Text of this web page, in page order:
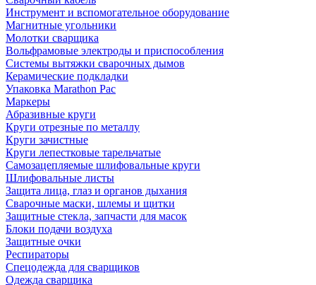
Инструмент и вспомогательное оборудование
Магнитные угольники
Молотки сварщика
Вольфрамовые электроды и приспособления
Системы вытяжки сварочных дымов
Керамические подкладки
Упаковка Marathon Pac
Маркеры
Абразивные круги
Круги отрезные по металлу
Круги зачистные
Круги лепестковые тарельчатые
Самозацепляемые шлифовальные круги
Шлифовальные листы
Защита лица, глаз и органов дыхания
Сварочные маски, шлемы и щитки
Защитные стекла, запчасти для масок
Блоки подачи воздуха
Защитные очки
Респираторы
Спецодежда для сварщиков
Одежда сварщика